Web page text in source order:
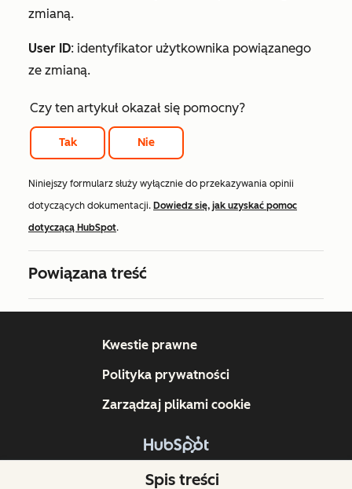
zmianą.
User ID: identyfikator użytkownika powiązanego
ze zmianą.
Czy ten artykuł okazał się pomocny?
Tak Nie
Niniejszy formularz służy wyłącznie do przekazywania opinii
dotyczących dokumentacji. Dowiedz się, jak uzyskać pomoc
dotyczącą HubSpot.
Powiązana treść
Spis treści
Copyright © 2026 HubSpot, Inc.
Kwestie prawne
Polityka prywatności
Zarządzaj plikami cookie